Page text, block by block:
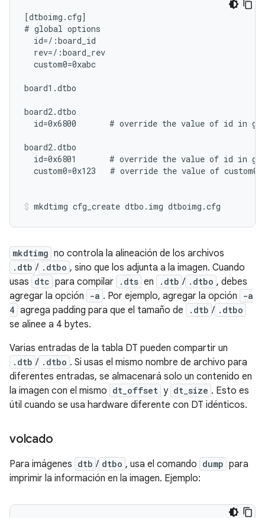
[dtboimg.cfg]
# global options
  id=/:board_id
  rev=/:board_rev
  custom0=0xabc
board1.dtbo
board2.dtbo
id=0x6800       # override the value of id in
board2.dtbo
id=0x6801       # override the value of id in
custom0=0x123   # override the value of custom0
mkdtimg cfg_create dtbo.img dtboimg.cfg
mkdtimg no controla la alineación de los archivos
.dtb / .dtbo , sino que los adjunta a la imagen. Cuando
usas dtc para compilar .dts en .dtb / .dtbo , debes
agregar la opción
-a . Por ejemplo, agregar la opción
-a
4 agrega padding para que el tamaño de .dtb / .dtbo
se alinee a 4 bytes.
Varias entradas de la tabla DT pueden compartir un
.dtb / .dtbo . Si usas el mismo nombre de archivo para
diferentes entradas, se almacenará solo un contenido en
la imagen con el mismo dt_offset y dt_size . Esto es
útil cuando se usa hardware diferente con DT idénticos.
volcado
Para imágenes dtb / dtbo , usa el comando dump para
imprimir la información en la imagen. Ejemplo: